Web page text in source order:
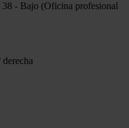
- Bajo (Oficina profesional